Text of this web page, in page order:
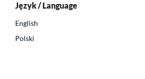
Język / Language
English
Polski